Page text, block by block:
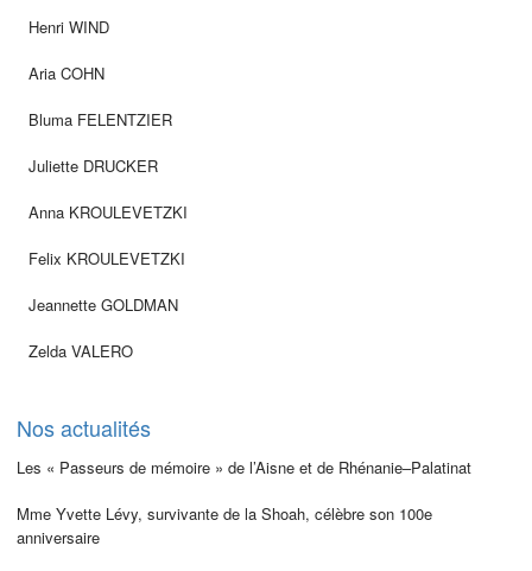
Henri WIND
Aria COHN
Bluma FELENTZIER
Juliette DRUCKER
Anna KROULEVETZKI
Felix KROULEVETZKI
Jeannette GOLDMAN
Zelda VALERO
Nos actualités
Les « Passeurs de mémoire » de l’Aisne et de Rhénanie–Palatinat
Mme Yvette Lévy, survivante de la Shoah, célèbre son 100e
anniversaire